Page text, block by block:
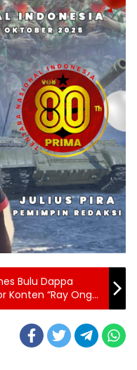
Bulu Dappa
“Ray Onga”